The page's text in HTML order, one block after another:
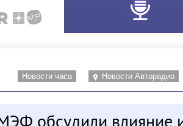
Новости часа Новости Авторадио
обсудили влияние